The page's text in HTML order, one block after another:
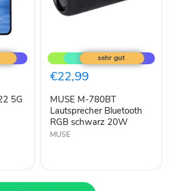
5G
M-
780BT
Lautsprecher
Bluetooth
schwarz
20W
€22,99
MUSE M-780BT
Lautsprecher Bluetooth
RGB schwarz 20W
MUSE